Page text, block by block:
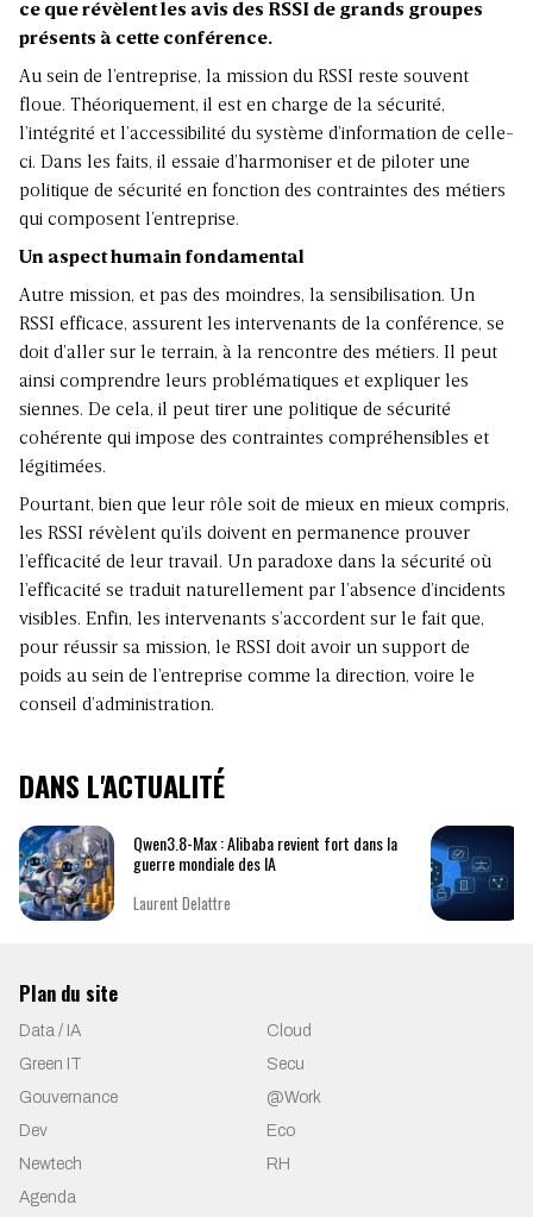
ce que révèlent les avis des RSSI de grands groupes
présents à cette conférence.
Au sein de l’entreprise, la mission du RSSI reste souvent
floue. Théoriquement, il est en charge de la sécurité,
l’intégrité et l’accessibilité du système d’information de celle-
ci. Dans les faits, il essaie d’harmoniser et de piloter une
politique de sécurité en fonction des contraintes des métiers
qui composent l’entreprise.
Un aspect humain fondamental
Autre mission, et pas des moindres, la sensibilisation. Un
RSSI efficace, assurent les intervenants de la conférence, se
doit d’aller sur le terrain, à la rencontre des métiers. Il peut
ainsi comprendre leurs problématiques et expliquer les
siennes. De cela, il peut tirer une politique de sécurité
cohérente qui impose des contraintes compréhensibles et
légitimées.
Pourtant, bien que leur rôle soit de mieux en mieux compris,
les RSSI révèlent qu’ils doivent en permanence prouver
l’efficacité de leur travail. Un paradoxe dans la sécurité où
l’efficacité se traduit naturellement par l’absence d’incidents
visibles. Enfin, les intervenants s’accordent sur le fait que,
pour réussir sa mission, le RSSI doit avoir un support de
poids au sein de l’entreprise comme la direction, voire le
conseil d’administration.
DANS L'ACTUALITÉ
Qwen3.8-Max : Alibaba revient fort dans la
guerre mondiale des IA
Laurent Delattre
Plan du site
Data / IA
Cloud
Green IT
Secu
Gouvernance
@Work
Dev
Eco
Newtech
RH
Agenda